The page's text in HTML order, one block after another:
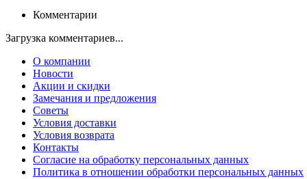
Комментарии
Загрузка комментариев...
О компании
Новости
Акции и скидки
Замечания и предложения
Советы
Условия доставки
Условия возврата
Контакты
Согласие на обработку персональных данных
Политика в отношении обработки персональных данных